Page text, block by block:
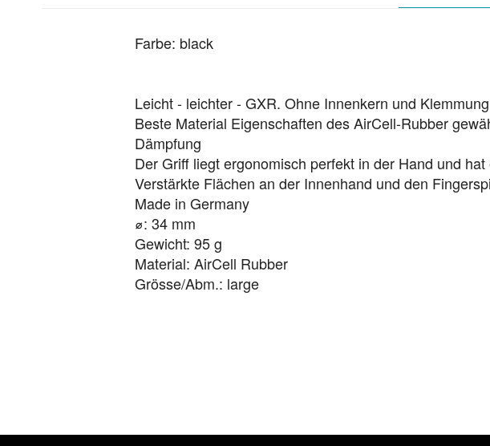
Farbe: black
Leicht - leichter - GXR. Ohne Innenkern und
Beste Material Eigenschaften des AirCell-Rubber
Dämpfung
Der Griff liegt ergonomisch perfekt in der Hand und
Verstärkte Flächen an der Innenhand und den
Made in Germany
⌀: 34 mm
Gewicht: 95 g
Material: AirCell Rubber
Grösse/Abm.: large